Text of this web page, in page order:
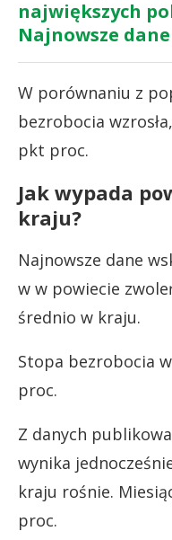
największych
Najnowsze dane
W porównaniu z
bezrobocia
pkt proc.
Jak wypada
kraju?
Najnowsze dane
w w powiecie
średnio w kraju.
Stopa bezrobocia
proc.
Z danych
wynika
kraju rośnie.
proc.